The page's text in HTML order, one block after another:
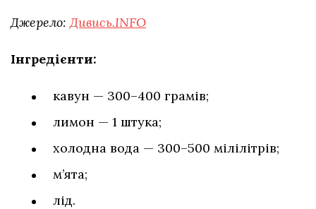
Джерело:Дивись.INFO
Інгредієнти:
кавун — 300–400 грамів;
лимон — 1 штука;
холодна вода — 300–500 мілілітрів;
м’ята;
лід.